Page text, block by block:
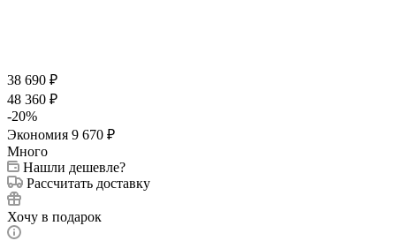
38 690 ₽
48 360 ₽
-20%
Экономия 9 670 ₽
Много
Нашли дешевле?
Рассчитать доставку
Хочу в подарок